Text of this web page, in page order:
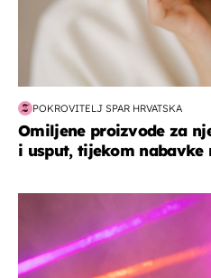
POKROVITELJ SPAR HRVATSKA
Omiljene proizvode za
i usput, tijekom nabavke